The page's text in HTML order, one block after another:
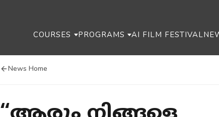
COURSES PROGRAMS AI FILM FESTIVAL
News Home